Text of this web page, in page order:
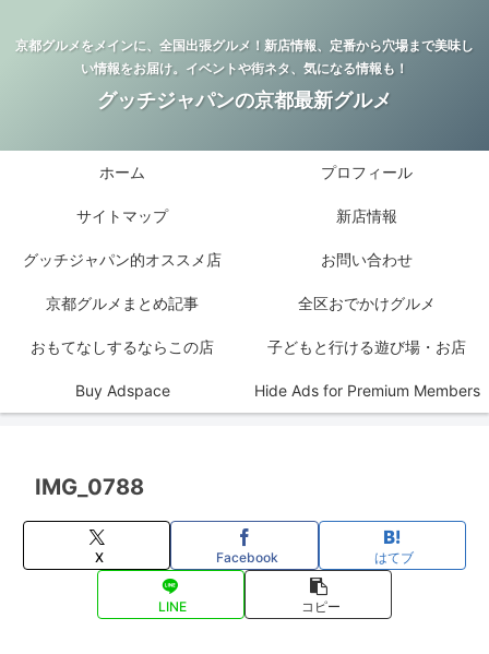
京都グルメをメインに、全国出張グルメ！新店情報、定番から穴場まで美味し
い情報をお届け。イベントや街ネタ、気になる情報も！
グッチジャパンの京都最新グルメ
ホーム プロフィール
サイトマップ 新店情報
グッチジャパン的オススメ店 お問い合わせ
京都グルメまとめ記事 全区おでかけグルメ
おもてなしするならこの店 子どもと行ける遊び場・お店
Buy Adspace Hide Ads for Premium Members
IMG_0788
X Facebook はてブ
LINE コピー